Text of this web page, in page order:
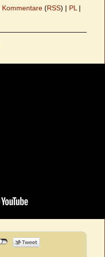
Kommentare (RSS) | PL |